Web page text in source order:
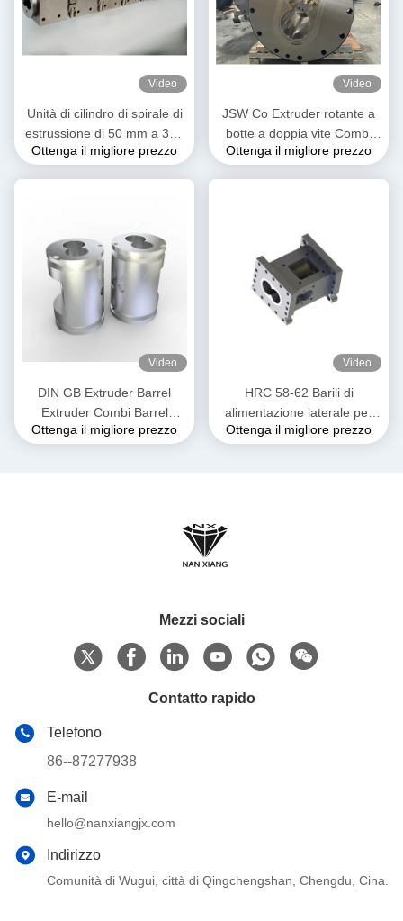
Video
Unità di cilindro di spirale di
estrussione di 50 mm a 300
mm di lunghezza di 3500
Ottenga il migliore prezzo
Video
JSW Co Extruder rotante a
botte a doppia vite Combi
Barrel Screw Segments For
Ottenga il migliore prezzo
Video
DIN GB Extruder Barrel
Extruder Combi Barrel
Extrusion per l'estrusione a
Ottenga il migliore prezzo
Video
HRC 58-62 Barili di
alimentazione laterale per
estrusori lucidati per
Ottenga il migliore prezzo
Mezzi sociali
Contatto rapido
Telefono
86--87277938
E-mail
hello@nanxiangjx.com
Indirizzo
Comunità di Wugui, città di Qingchengshan, Chengdu, Cina.